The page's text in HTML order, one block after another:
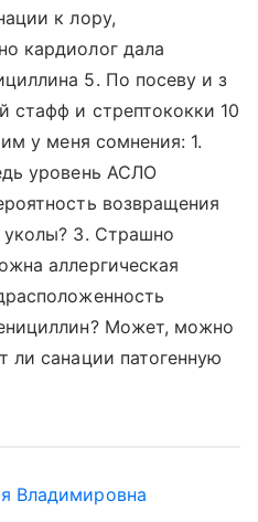
к лору,
кардиолог дала
5. По посеву и з
стафф и стрептококки 10
у меня сомнения: 1.
уровень АСЛО
возвращения
уколы? 3. Страшно
аллергическая
Может, можно
ли санации патогенную
Владимировна